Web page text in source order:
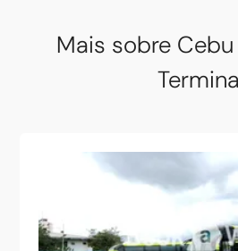
Mais sobre